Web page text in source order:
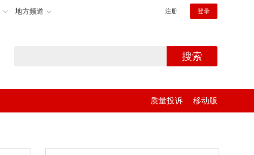
地方频道 注册 登录
搜索
质量投诉 移动版